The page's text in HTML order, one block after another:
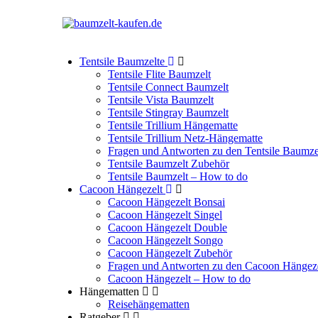
Tentsile Baumzelte
Tentsile Flite Baumzelt
Tentsile Connect Baumzelt
Tentsile Vista Baumzelt
Tentsile Stingray Baumzelt
Tentsile Trillium Hängematte
Tentsile Trillium Netz-Hängematte
Fragen und Antworten zu den Tentsile
Tentsile Baumzelt Zubehör
Tentsile Baumzelt – How to do
Cacoon Hängezelt
Cacoon Hängezelt Bonsai
Cacoon Hängezelt Singel
Cacoon Hängezelt Double
Cacoon Hängezelt Songo
Cacoon Hängezelt Zubehör
Fragen und Antworten zu den Cacoon
Cacoon Hängezelt – How to do
Hängematten
Reisehängematten